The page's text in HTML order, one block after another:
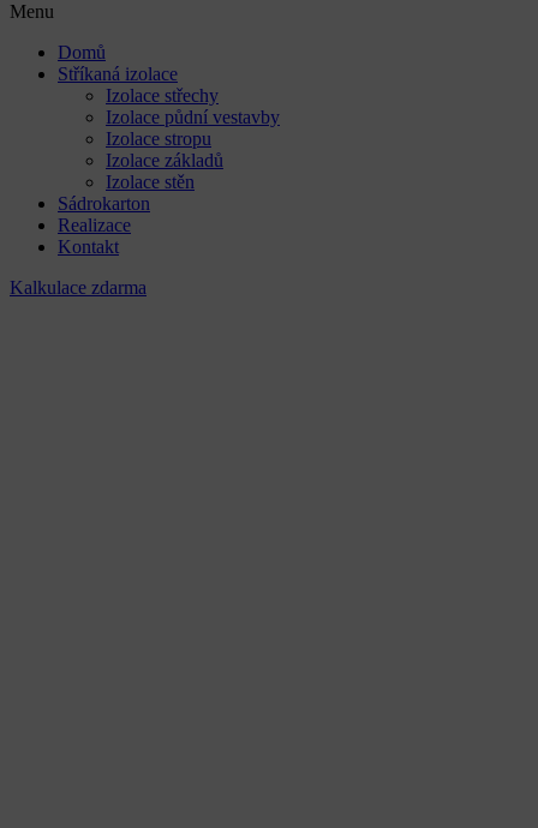
Menu
Domů
Stříkaná izolace
Izolace střechy
Izolace půdní vestavby
Izolace stropu
Izolace základů
Izolace stěn
Sádrokarton
Realizace
Kontakt
Kalkulace zdarma